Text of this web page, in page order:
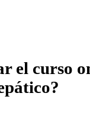
el curso